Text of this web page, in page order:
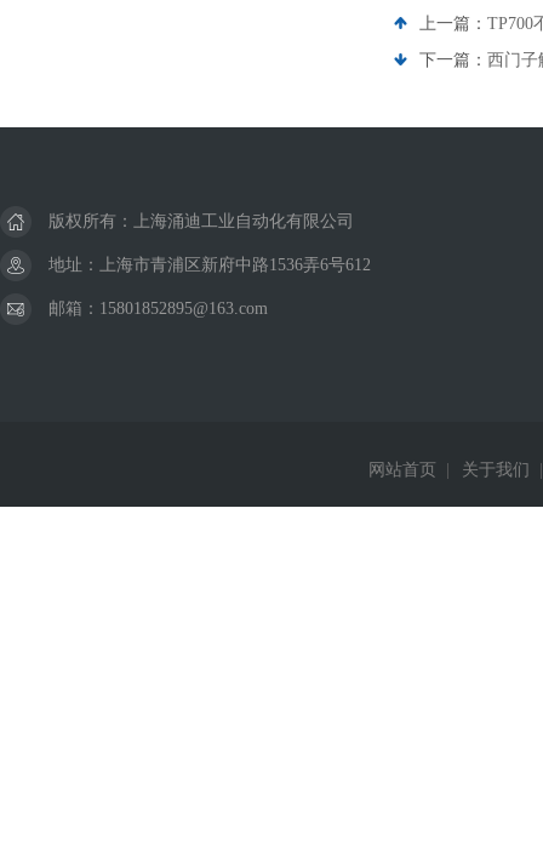
上一篇： TP700
下一篇： 西门子
版权所有：上海涌迪工业自动化有限公司
地址：上海市青浦区新府中路1536弄6号612
邮箱：15801852895@163.com
网站首页 关于我们